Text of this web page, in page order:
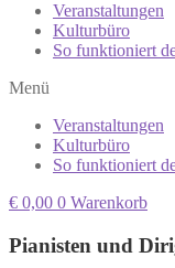
Veranstaltungen
Kulturbüro
So funktioniert
Menü
Veranstaltungen
Kulturbüro
So funktioniert
€ 0,00 0 Warenkorb
Pianisten und